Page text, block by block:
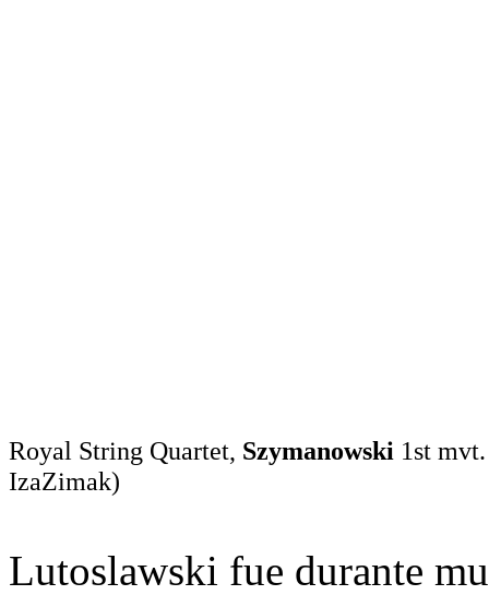
Royal String Quartet, Szymanowski 1st
IzaZimak)
Lutoslawski fue durante